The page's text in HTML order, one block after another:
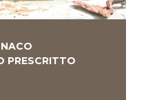
PRESCRITTO